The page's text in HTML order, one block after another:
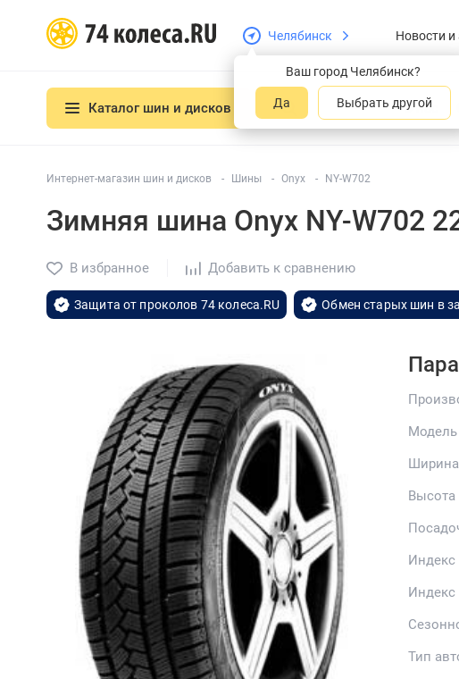
Челябинск
Ваш город Челябинск?
Да Выбрать другой
Новости и
Каталог шин и дисков О нас
Интернет-магазин шин и дисков Шины Onyx NY-W702
Зимняя шина Onyx NY-W702
В избранное Добавить к сравнению
Защита от проколов 74 колеса.RU Обмен старых шин в
Индекс
Индекс
Тип